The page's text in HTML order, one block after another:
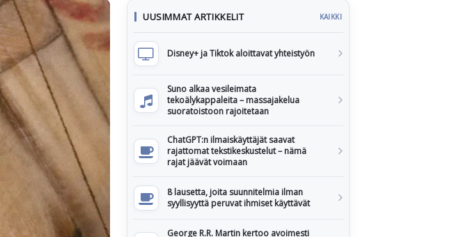
UUSIMMAT ARTIKKELIT KAIKKI
Disney+ ja Tiktok aloittavat yhteistyön
Suno alkaa vesileimata
tekoälykappaleita – massajakelua
suoratoistoon rajoitetaan
ChatGPT:n ilmaiskäyttäjät saavat
rajattomat tekstikeskustelut – nämä
rajat jäävät voimaan
8 lausetta, joita suunnitelmia ilman
syyllisyyttä peruvat ihmiset käyttävät
George R.R. Martin kertoo avoimesti